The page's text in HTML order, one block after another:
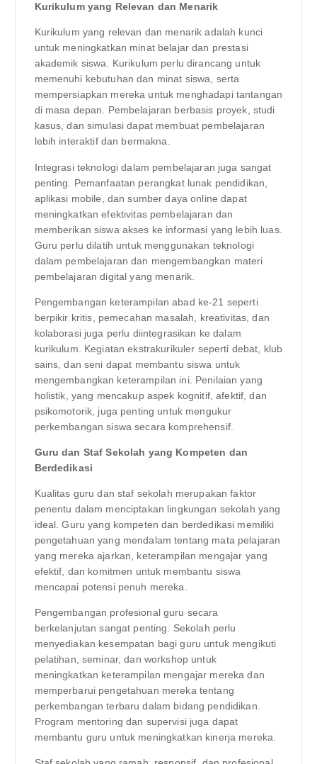
Kurikulum yang Relevan dan Menarik
Kurikulum yang relevan dan menarik adalah kunci
untuk meningkatkan minat belajar dan prestasi
akademik siswa. Kurikulum perlu dirancang untuk
memenuhi kebutuhan dan minat siswa, serta
mempersiapkan mereka untuk menghadapi tantangan
di masa depan. Pembelajaran berbasis proyek, studi
kasus, dan simulasi dapat membuat pembelajaran
lebih interaktif dan bermakna.
Integrasi teknologi dalam pembelajaran juga sangat
penting. Pemanfaatan perangkat lunak pendidikan,
aplikasi mobile, dan sumber daya online dapat
meningkatkan efektivitas pembelajaran dan
memberikan siswa akses ke informasi yang lebih luas.
Guru perlu dilatih untuk menggunakan teknologi
dalam pembelajaran dan mengembangkan materi
pembelajaran digital yang menarik.
Pengembangan keterampilan abad ke-21 seperti
berpikir kritis, pemecahan masalah, kreativitas, dan
kolaborasi juga perlu diintegrasikan ke dalam
kurikulum. Kegiatan ekstrakurikuler seperti debat, klub
sains, dan seni dapat membantu siswa untuk
mengembangkan keterampilan ini. Penilaian yang
holistik, yang mencakup aspek kognitif, afektif, dan
psikomotorik, juga penting untuk mengukur
perkembangan siswa secara komprehensif.
Guru dan Staf Sekolah yang Kompeten dan
Berdedikasi
Kualitas guru dan staf sekolah merupakan faktor
penentu dalam menciptakan lingkungan sekolah yang
ideal. Guru yang kompeten dan berdedikasi memiliki
pengetahuan yang mendalam tentang mata pelajaran
yang mereka ajarkan, keterampilan mengajar yang
efektif, dan komitmen untuk membantu siswa
mencapai potensi penuh mereka.
Pengembangan profesional guru secara
berkelanjutan sangat penting. Sekolah perlu
menyediakan kesempatan bagi guru untuk mengikuti
pelatihan, seminar, dan workshop untuk
meningkatkan keterampilan mengajar mereka dan
memperbarui pengetahuan mereka tentang
perkembangan terbaru dalam bidang pendidikan.
Program mentoring dan supervisi juga dapat
membantu guru untuk meningkatkan kinerja mereka.